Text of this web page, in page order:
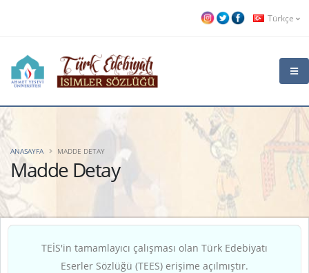
Türkçe
Madde Detay
ANASAYFA MADDE DETAY
TEİS'in tamamlayıcı çalışması olan Türk Edebiyatı
Eserler Sözlüğü (TEES) erişime açılmıştır.